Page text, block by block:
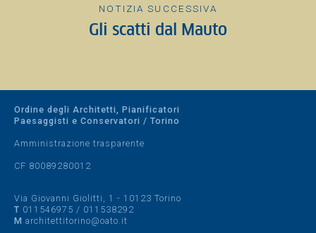
NOTIZIA SUCCESSIVA
Gli scatti dal Mauto
Ordine degli Architetti, Pianificatori
Paesaggisti e Conservatori / Torino
Amministrazione trasparente
CF 80089280012
Via Giovanni Giolitti, 1 - 10123 Torino
T 011546975 / 011538292
M architettitorino@oato.it